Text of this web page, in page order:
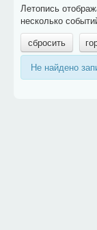
Летопись
несколько
сбросить
Не найдено